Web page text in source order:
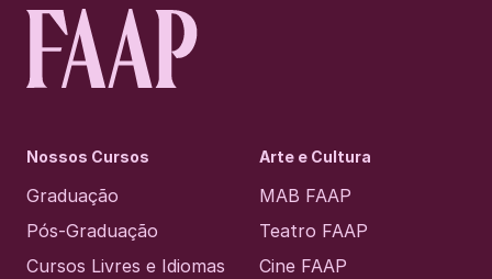
Nossos Cursos
Graduação
Pós-Graduação
Cursos Livres e Idiomas
Arte e Cultura
MAB FAAP
Teatro FAAP
Cine FAAP